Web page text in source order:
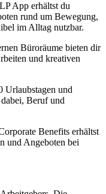
App erhältst du
rund um Bewegung,
im Alltag nutzbar.
Büroräume bieten dir
und kreativen
und
Beruf und
Benefits erhältst
und Angeboten bei